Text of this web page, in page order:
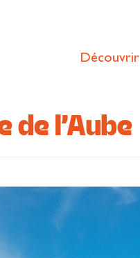
Découvrir
l’Aube